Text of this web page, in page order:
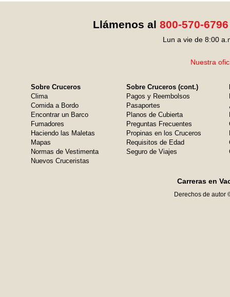
Llámenos al 800-570-6796
Lun a vie de 8:00
Nuestra
Sobre Cruceros
Clima
Comida a Bordo
Encontrar un Barco
Fumadores
Haciendo las Maletas
Mapas
Normas de Vestimenta
Nuevos Cruceristas
Sobre Cruceros (cont.)
Pagos y Reembolsos
Pasaportes
Planos de Cubierta
Preguntas Frecuentes
Propinas en los Cruceros
Requisitos de Edad
Seguro de Viajes
Carreras en
Derechos de autor